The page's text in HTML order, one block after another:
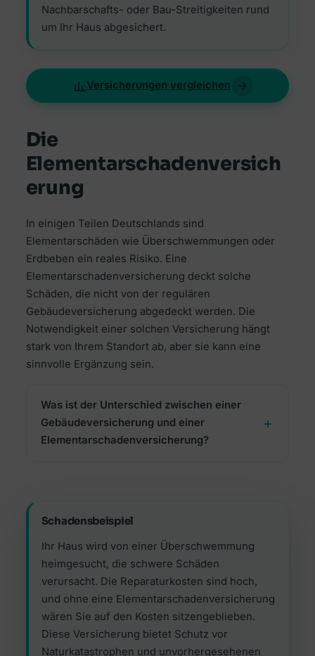
Nachbarschafts- oder Bau-Streitigkeiten rund
um Ihr Haus abgesichert.
Versicherungen vergleichen
Die
Elementarschadenversich
erung
In einigen Teilen Deutschlands sind
Elementarschäden wie Überschwemmungen oder
Erdbeben ein reales Risiko. Eine
Elementarschadenversicherung deckt solche
Schäden, die nicht von der regulären
Gebäudeversicherung abgedeckt werden. Die
Notwendigkeit einer solchen Versicherung hängt
stark von Ihrem Standort ab, aber sie kann eine
sinnvolle Ergänzung sein.
Was ist der Unterschied zwischen einer
Gebäudeversicherung und einer
Elementarschadenversicherung?
Schadensbeispiel
Ihr Haus wird von einer Überschwemmung
heimgesucht, die schwere Schäden
verursacht. Die Reparaturkosten sind hoch,
und ohne eine Elementarschadenversicherung
wären Sie auf den Kosten sitzengeblieben.
Diese Versicherung bietet Schutz vor
Naturkatastrophen und unvorhergesehenen